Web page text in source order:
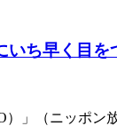
ち早く目を
」（ニッポ